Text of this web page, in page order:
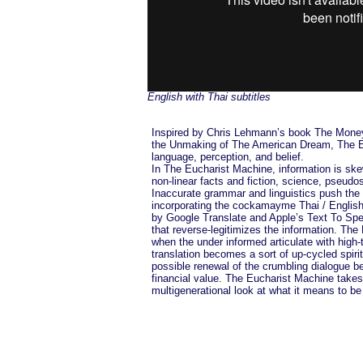
English with Thai subtitles
Inspired by Chris Lehmann’s book The
the Unmaking of The American Dream, The
language, perception, and belief.
In The Eucharist Machine, information is
non-linear facts and fiction, science,
Inaccurate grammar and linguistics push
incorporating the cockamayme Thai /
by Google Translate and Apple’s Text To
that reverse-legitimizes the information.
when the under informed articulate with
translation becomes a sort of up-cycled
possible renewal of the crumbling dialogue
financial value. The Eucharist Machine
multigenerational look at what it means to